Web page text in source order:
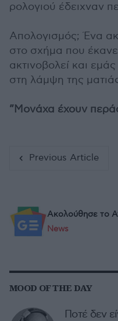
ρολογιού έδειχναν
Απολογισμός; Ένα
στο σχήμα που
ακτινοβολεί και
στη λάμψη της
”Μονάχα έχουν
Ακολούθησε το
News
MOOD OF THE DAY
Ποτέ δεν
Previous Article